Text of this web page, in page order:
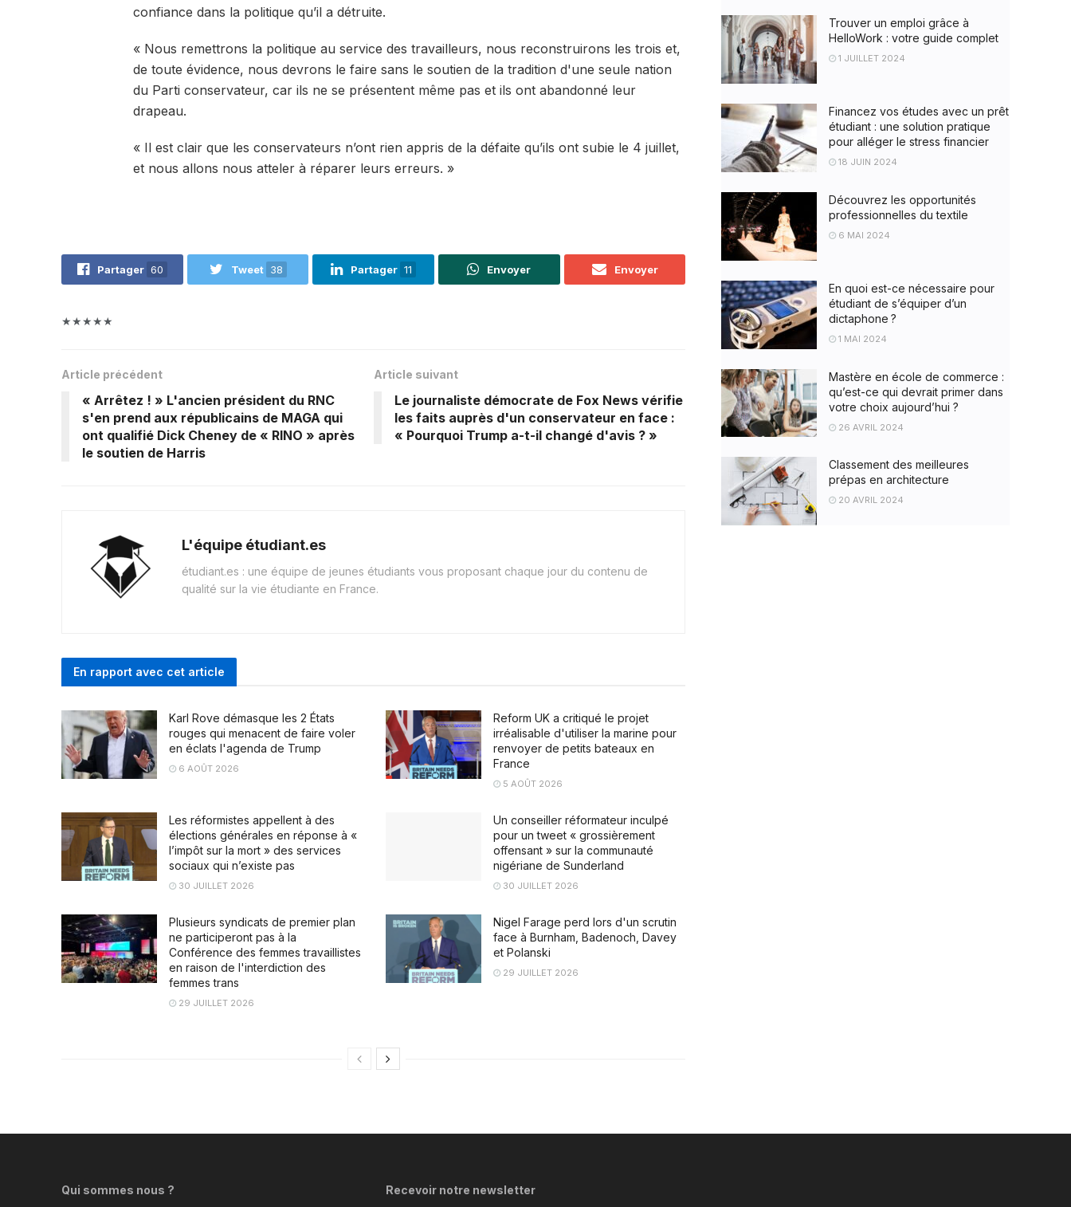
confiance dans la politique qu’il a détruite.
« Nous remettrons la politique au service des travailleurs, nous reconstruirons les trois et,
de toute évidence, nous devrons le faire sans le soutien de la tradition d'une seule nation
du Parti conservateur, car ils ne se présentent même pas et ils ont abandonné leur
drapeau.
« Il est clair que les conservateurs n’ont rien appris de la défaite qu’ils ont subie le 4 juillet,
et nous allons nous atteler à réparer leurs erreurs. »
Partager 60 Tweet 38 Partager 11 Envoyer Envoyer
★★★★★
Article précédent
« Arrêtez ! » L'ancien président du RNC
s'en prend aux républicains de MAGA qui
ont qualifié Dick Cheney de « RINO » après
le soutien de Harris
Article suivant
Le journaliste démocrate de Fox News vérifie
les faits auprès d'un conservateur en face :
« Pourquoi Trump a-t-il changé d'avis ? »
L'équipe étudiant.es
étudiant.es : une équipe de jeunes étudiants vous proposant chaque jour du contenu de
qualité sur la vie étudiante en France.
En rapport avec cet article
Karl Rove démasque les 2 États
rouges qui menacent de faire voler
en éclats l'agenda de Trump
6 AOÛT 2026
Reform UK a critiqué le projet
irréalisable d'utiliser la marine pour
renvoyer de petits bateaux en
France
5 AOÛT 2026
Les réformistes appellent à des
élections générales en réponse à «
l’impôt sur la mort » des services
sociaux qui n’existe pas
30 JUILLET 2026
Un conseiller réformateur inculpé
pour un tweet « grossièrement
offensant » sur la communauté
nigériane de Sunderland
30 JUILLET 2026
Plusieurs syndicats de premier plan
ne participeront pas à la
Conférence des femmes travaillistes
en raison de l'interdiction des
femmes trans
29 JUILLET 2026
Nigel Farage perd lors d'un scrutin
face à Burnham, Badenoch, Davey
et Polanski
29 JUILLET 2026
Trouver un emploi grâce à
HelloWork : votre guide complet
1 JUILLET 2024
Financez vos études avec un prêt
étudiant : une solution pratique
pour alléger le stress financier
18 JUIN 2024
Découvrez les opportunités
professionnelles du textile
6 MAI 2024
En quoi est-ce nécessaire pour
étudiant de s’équiper d’un
dictaphone ?
1 MAI 2024
Mastère en école de commerce :
qu’est-ce qui devrait primer dans
votre choix aujourd’hui ?
26 AVRIL 2024
Classement des meilleures
prépas en architecture
20 AVRIL 2024
Qui sommes nous ? Recevoir notre newsletter